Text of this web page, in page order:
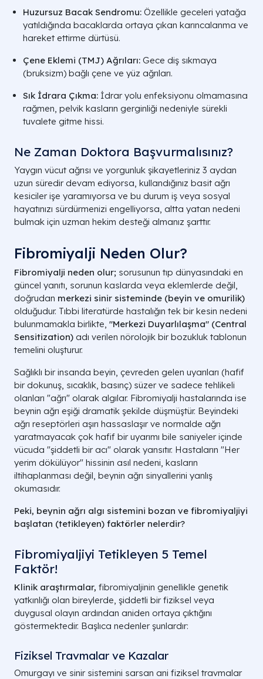
Huzursuz Bacak Sendromu: Özellikle geceleri yatağa
yatıldığında bacaklarda ortaya çıkan karıncalanma ve
hareket ettirme dürtüsü.
Çene Eklemi (TMJ) Ağrıları: Gece diş sıkmaya
(bruksizm) bağlı çene ve yüz ağrıları.
Sık İdrara Çıkma: İdrar yolu enfeksiyonu olmamasına
rağmen, pelvik kasların gerginliği nedeniyle sürekli
tuvalete gitme hissi.
Ne Zaman Doktora Başvurmalısınız?
Yaygın vücut ağrısı ve yorgunluk şikayetleriniz 3 aydan
uzun süredir devam ediyorsa, kullandığınız basit ağrı
kesiciler işe yaramıyorsa ve bu durum iş veya sosyal
hayatınızı sürdürmenizi engelliyorsa, altta yatan nedeni
bulmak için uzman hekim desteği almanız şarttır.
Fibromiyalji Neden Olur?
Fibromiyalji neden olur; sorusunun tıp dünyasındaki en
güncel yanıtı, sorunun kaslarda veya eklemlerde değil,
doğrudan merkezi sinir sisteminde (beyin ve omurilik)
olduğudur. Tıbbi literatürde hastalığın tek bir kesin nedeni
bulunmamakla birlikte, "Merkezi Duyarlılaşma" (Central
Sensitization) adı verilen nörolojik bir bozukluk tablonun
temelini oluşturur.
Sağlıklı bir insanda beyin, çevreden gelen uyarıları (hafif
bir dokunuş, sıcaklık, basınç) süzer ve sadece tehlikeli
olanları "ağrı" olarak algılar. Fibromiyalji hastalarında ise
beynin ağrı eşiği dramatik şekilde düşmüştür. Beyindeki
ağrı reseptörleri aşırı hassaslaşır ve normalde ağrı
yaratmayacak çok hafif bir uyarımı bile saniyeler içinde
vücuda "şiddetli bir acı" olarak yansıtır. Hastaların "Her
yerim dökülüyor" hissinin asıl nedeni, kasların
iltihaplanması değil, beynin ağrı sinyallerini yanlış
okumasıdır.
Peki, beynin ağrı algı sistemini bozan ve fibromiyaljiyi
başlatan (tetikleyen) faktörler nelerdir?
Fibromiyaljiyi Tetikleyen 5 Temel
Faktör!
Klinik araştırmalar, fibromiyaljinin genellikle genetik
yatkınlığı olan bireylerde, şiddetli bir fiziksel veya
duygusal olayın ardından aniden ortaya çıktığını
göstermektedir. Başlıca nedenler şunlardır:
Fiziksel Travmalar ve Kazalar
Omurgayı ve sinir sistemini sarsan ani fiziksel travmalar